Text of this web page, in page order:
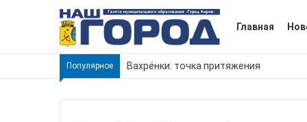
Главная
Популярное Вахрёнки: точка притяжения